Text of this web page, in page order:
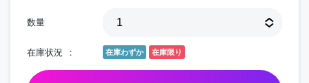
数量
在庫状況 在庫わずか 在庫限り